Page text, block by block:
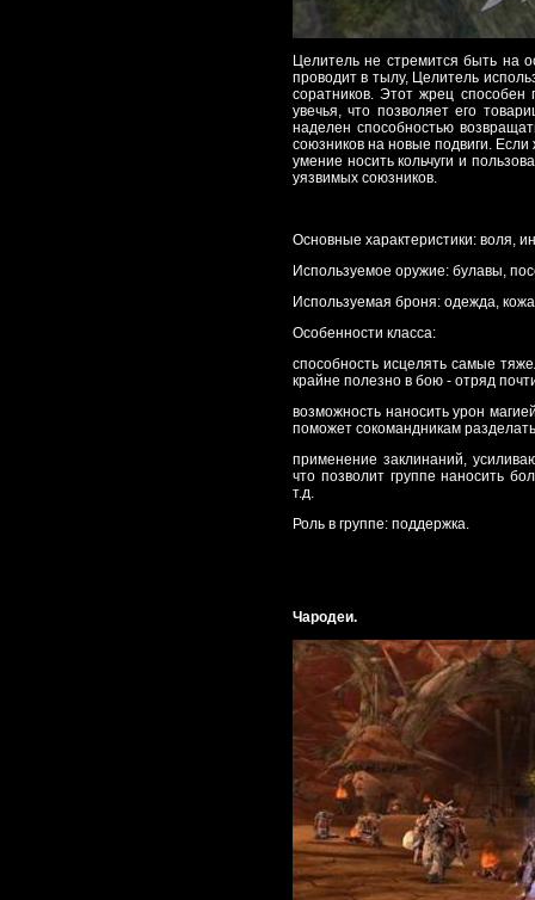
Целитель не стремится быть на
проводит в тылу, Целитель
соратников. Этот жрец
увечья, что позволяет его
наделен способностью
союзников на новые подвиги.
умение носить кольчуги и
уязвимых союзников.
Основные характеристики: воля,
Используемое оружие: булавы,
Используемая броня: одежда,
Особенности класса:
способность исцелять самые
крайне полезно в бою - отряд
возможность наносить урон
поможет сокомандникам
применение заклинаний,
что позволит группе наносить
т.д.
Роль в группе: поддержка.
Чародеи.